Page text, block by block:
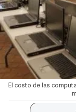
El costo de las